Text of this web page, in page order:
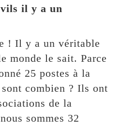
il y a un
! Il y a un véritable
monde le sait. Parce
25 postes à la
combien ? Ils ont
de la
sommes 32